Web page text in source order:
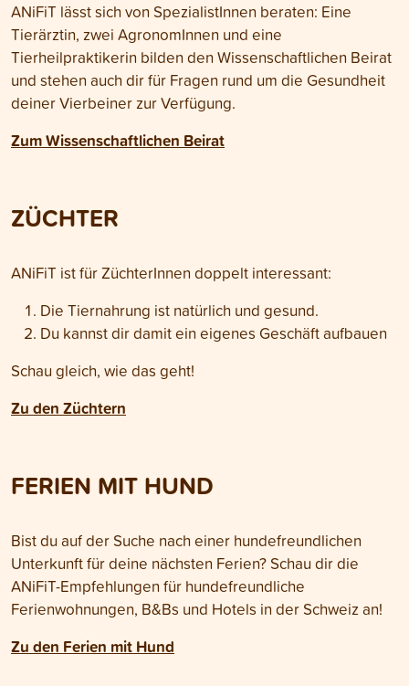
ANiFiT lässt sich von SpezialistInnen beraten: Eine
Tierärztin, zwei AgronomInnen und eine
Tierheilpraktikerin bilden den Wissenschaftlichen Beirat
und stehen auch dir für Fragen rund um die Gesundheit
deiner Vierbeiner zur Verfügung.
Zum Wissenschaftlichen Beirat
ZÜCHTER
ANiFiT ist für ZüchterInnen doppelt interessant:
Die Tiernahrung ist natürlich und gesund.
Du kannst dir damit ein eigenes Geschäft aufbauen
Schau gleich, wie das geht!
Zu den Züchtern
FERIEN MIT HUND
Bist du auf der Suche nach einer hundefreundlichen
Unterkunft für deine nächsten Ferien? Schau dir die
ANiFiT-Empfehlungen für hundefreundliche
Ferienwohnungen, B&Bs und Hotels in der Schweiz an!
Zu den Ferien mit Hund